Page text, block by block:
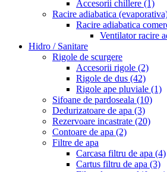
Accesorii chillere (1)
Racire adiabatica
Racire adiabatica
Ventilator racire
Hidro / Sanitare
Rigole de scurgere
Accesorii rigole (2)
Rigole de dus (42)
Rigole ape pluviale (1)
Sifoane de pardoseala (10)
Dedurizatoare de apa (3)
Rezervoare incastrate (20)
Contoare de apa (2)
Filtre de apa
Carcasa filtru de apa (4)
Cartus filtru de apa (3)